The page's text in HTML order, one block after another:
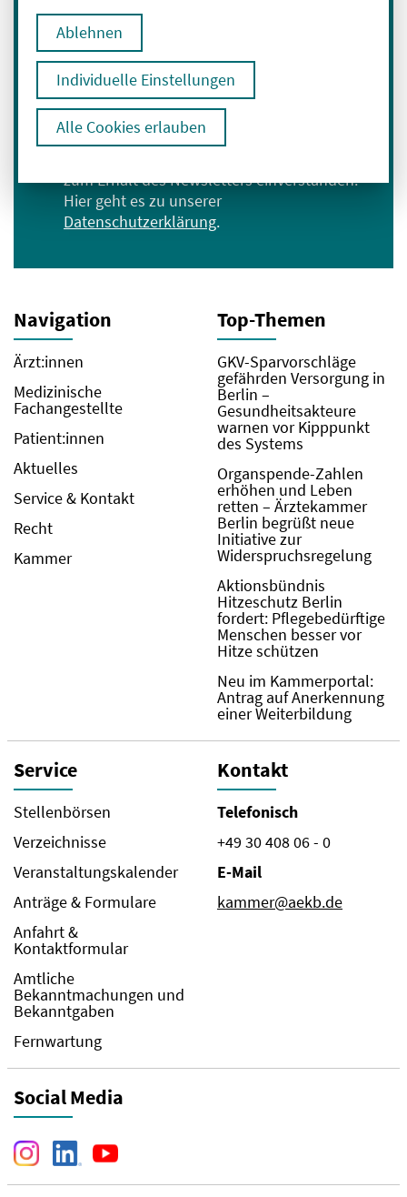
Ablehnen
Individuelle Einstellungen
Alle Cookies erlauben
Melden Sie sich für unseren Newsletter an:
E-Mail-Adresse eingeben
zum Erhalt des Newsletters einverstanden.
Hier geht es zu unserer
Datenschutzerklärung.
Anmelden
Navigation
Ärzt:innen
Medizinische
Fachangestellte
Patient:innen
Aktuelles
Service & Kontakt
Recht
Kammer
Top-Themen
GKV-Sparvorschläge
gefährden Versorgung in
Berlin –
Gesundheitsakteure
warnen vor Kipppunkt
des Systems
Organspende-Zahlen
erhöhen und Leben
retten – Ärztekammer
Berlin begrüßt neue
Initiative zur
Widerspruchsregelung
Aktionsbündnis
Hitzeschutz Berlin
fordert: Pflegebedürftige
Menschen besser vor
Hitze schützen
Neu im Kammerportal:
Antrag auf Anerkennung
einer Weiterbildung
Service
Stellenbörsen
Verzeichnisse
Veranstaltungskalender
Anträge & Formulare
Anfahrt &
Kontaktformular
Amtliche
Bekanntmachungen und
Bekanntgaben
Fernwartung
Kontakt
Telefonisch
+49 30 408 06 - 0
E-Mail
kammer@aekb.de
Social Media